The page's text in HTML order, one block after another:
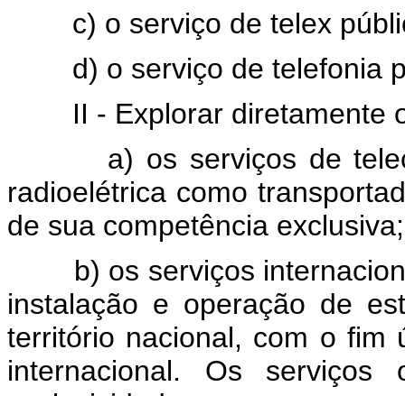
c) o serviço de telex
d) o serviço de telefonia
II - Explorar diretamente
a) os serviços de
radioelétrica como
de sua competência exclusiva;
b) os serviços
instalação e operação de
território nacional, com o fim
internacional. Os